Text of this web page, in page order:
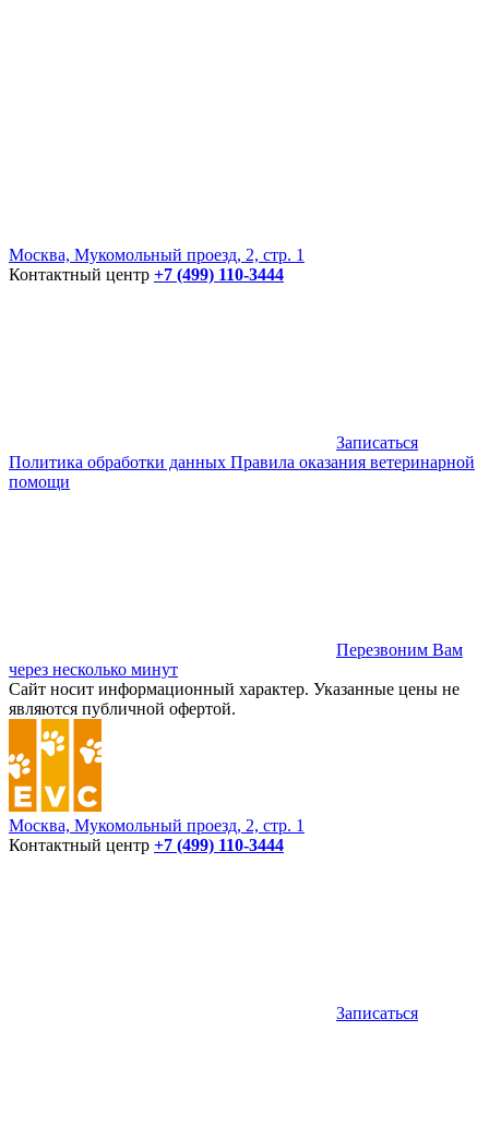
Москва, Мукомольный проезд, 2, стр. 1
Контактный центр +7 (499) 110-3444
Записаться
Политика обработки данных Правила оказания ветеринарной
помощи
Перезвоним Вам
через несколько минут
Сайт носит информационный характер. Указанные цены не
являются публичной офертой.
Москва, Мукомольный проезд, 2, стр. 1
Контактный центр +7 (499) 110-3444
Записаться